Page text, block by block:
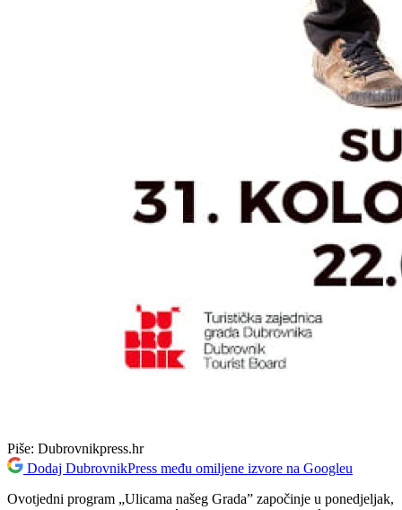
Piše: Dubrovnikpress.hr
Dodaj DubrovnikPress među omiljene izvore na Googleu
Ovotjedni program „Ulicama našeg Grada” započinje u ponedjeljak,